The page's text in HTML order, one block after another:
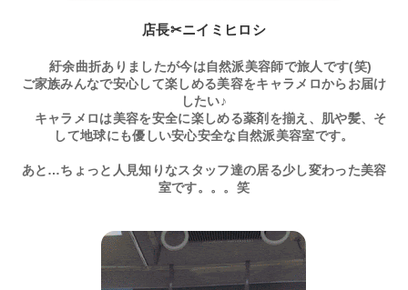
店長✂ニイミヒロシ
紆余曲折ありましたが今は自然派美容師で旅人です(笑)
ご家族みんなで安心して楽しめる美容をキャラメロからお届け
したい♪
キャラメロは美容を安全に楽しめる薬剤を揃え、肌や髪、そ
して地球にも優しい安心安全な自然派美容室です。
あと…ちょっと人見知りなスタッフ達の居る少し変わった美容
室です。。。笑